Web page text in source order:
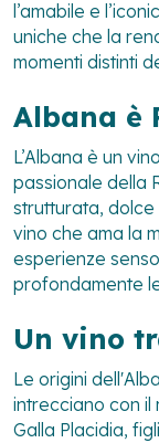
l’amabile e
uniche che la
momenti distinti
Albana è
L’Albana è un
passionale della
strutturata, dolce
vino che ama la
esperienze
profondamente
Un vino
Le origini
intrecciano con il
Galla Placidia,